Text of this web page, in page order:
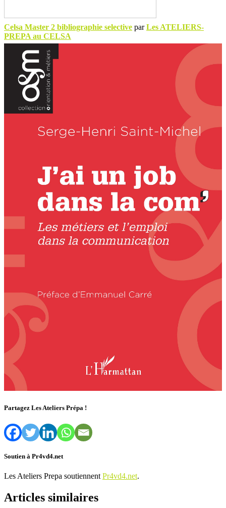
Celsa Master 2 bibliographie selective parLes ATELIERS-
PREPA au CELSA
Partagez Les Ateliers Prépa !
Soutien à Pr4vd4.net
Les Ateliers Prepa soutiennent Pr4vd4.net.
Articles similaires